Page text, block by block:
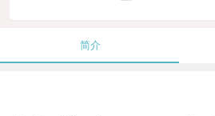
简介